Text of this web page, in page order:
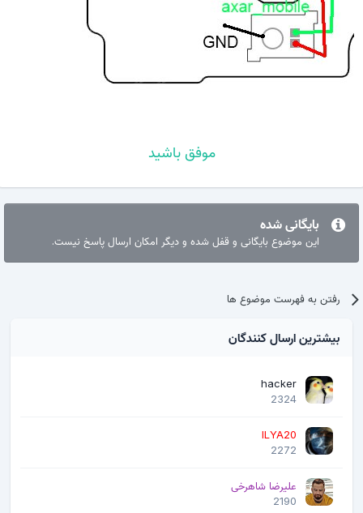
موفق باشید
بایگانی شده
این موضوع بایگانی و قفل شده و دیگر امکان ارسال پاسخ نیست.
رفتن به فهرست موضوع ها
بیشترین ارسال کنندگان
hacker
2324
ILYA20
2272
علیرضا شاهرخی
2190